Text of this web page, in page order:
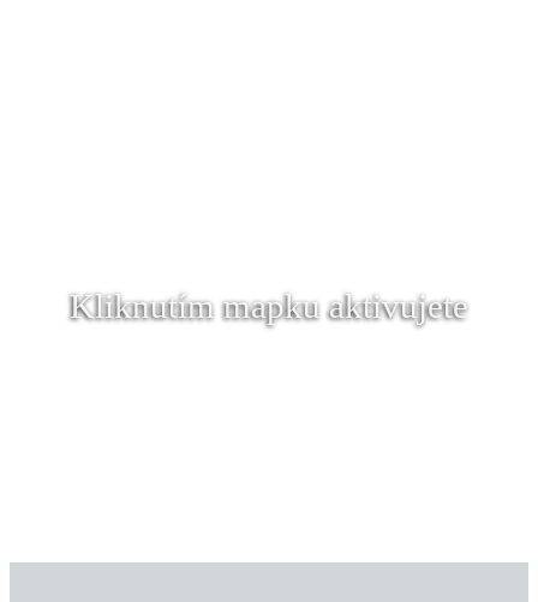
Kliknutím mapku aktivujete